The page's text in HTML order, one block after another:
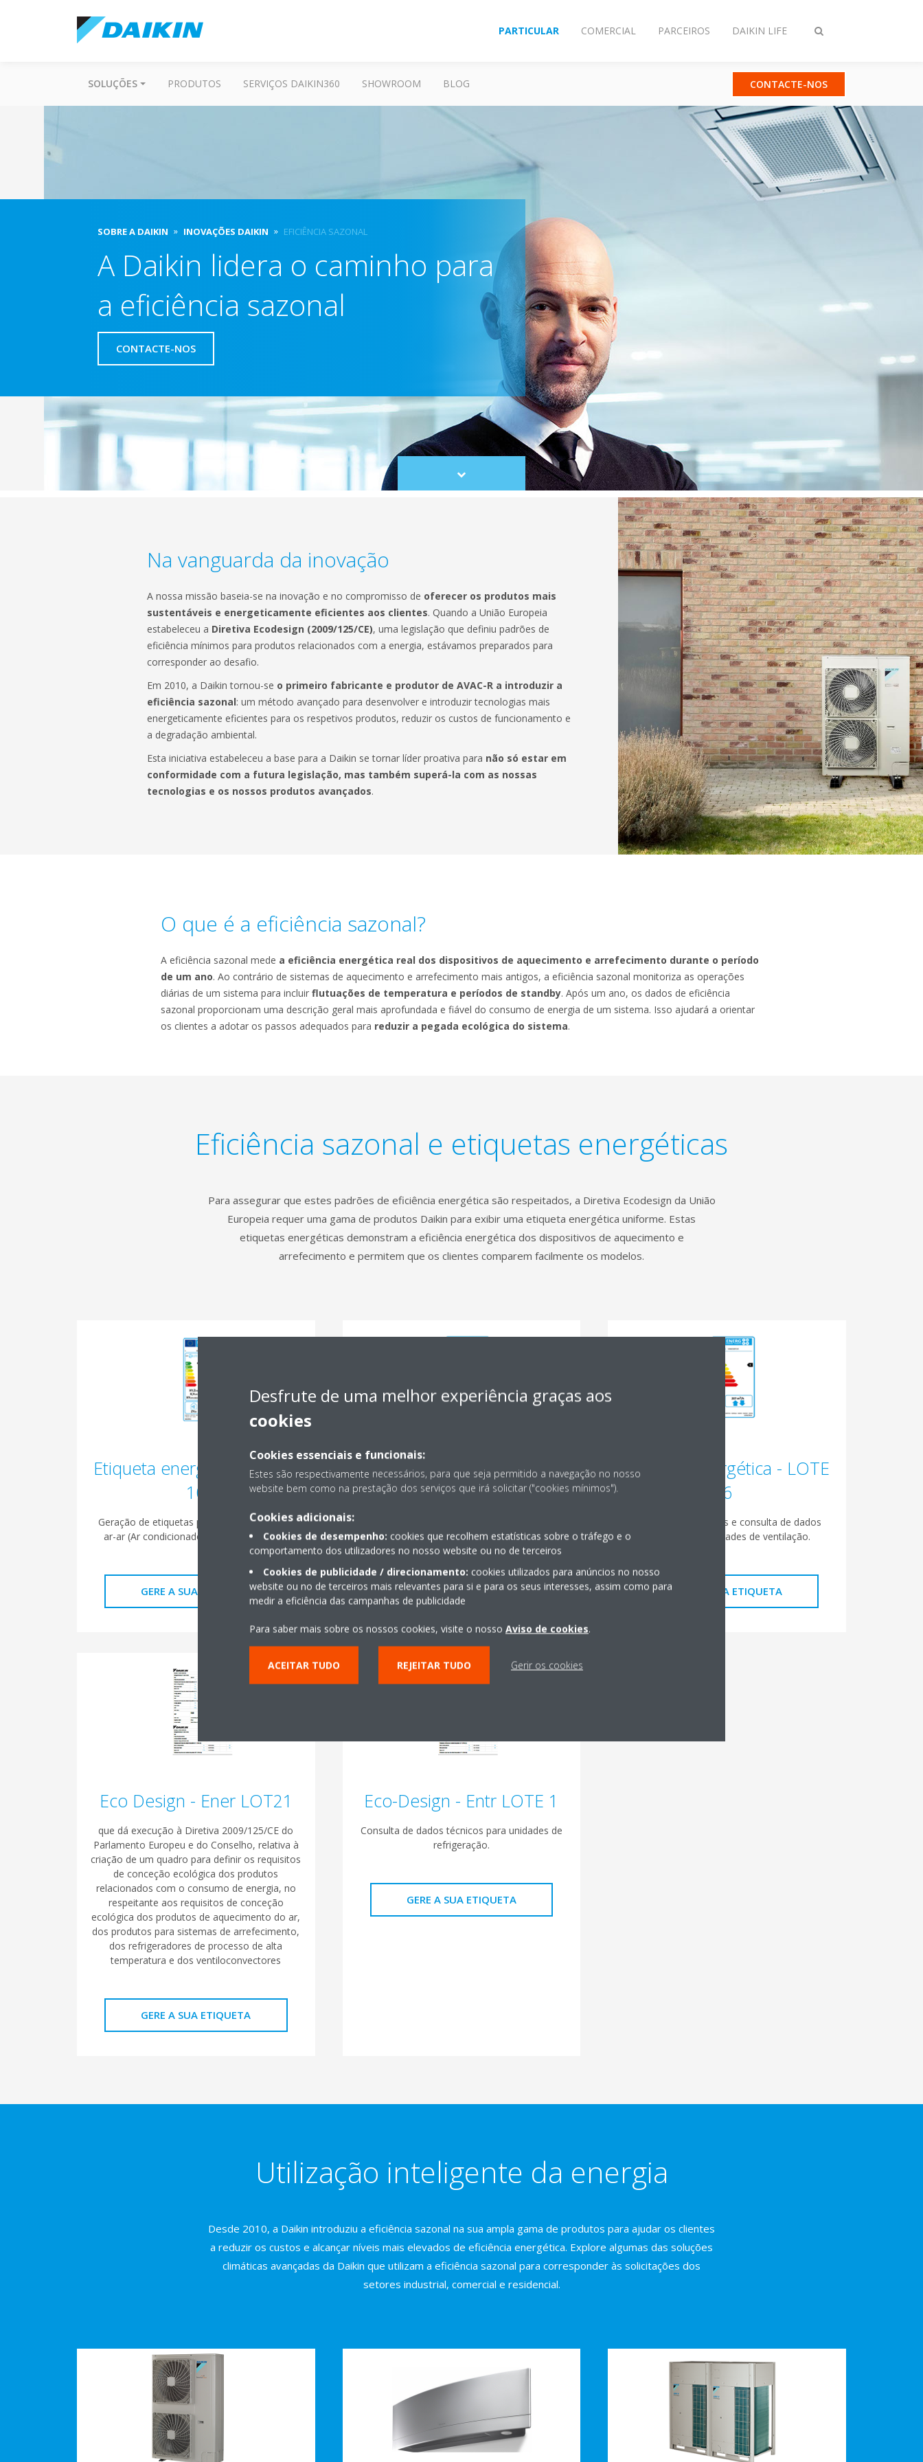
Comutar
PARTICULAR COMERCIAL PARCEIROS DAIKIN LIFE
SOLUÇÕES PRODUTOS SERVIÇOS DAIKIN360 SHOWROOM BLOG CONTACTE-NOS
SOBRE A DAIKIN INOVAÇÕES DAIKIN EFICIÊNCIA SAZONAL
A Daikin lidera o caminho para
a eficiência sazonal
CONTACTE-NOS
Scroll
to
Na vanguarda da inovação
A nossa missão baseia-se na inovação e no compromisso de oferecer os produtos mais
sustentáveis e energeticamente eficientes aos clientes. Quando a União Europeia
estabeleceu a Diretiva Ecodesign (2009/125/CE), uma legislação que definiu padrões de
eficiência mínimos para produtos relacionados com a energia, estávamos preparados para
corresponder ao desafio.
Em 2010, a Daikin tornou-se o primeiro fabricante e produtor de AVAC-R a introduzir a
eficiência sazonal: um método avançado para desenvolver e introduzir tecnologias mais
energeticamente eficientes para os respetivos produtos, reduzir os custos de funcionamento e
a degradação ambiental.
Esta iniciativa estabeleceu a base para a Daikin se tornar líder proativa para não só estar em
conformidade com a futura legislação, mas também superá-la com as nossas
tecnologias e os nossos produtos avançados.
O que é a eficiência sazonal?
A eficiência sazonal mede a eficiência energética real dos dispositivos de aquecimento e arrefecimento durante o período
de um ano. Ao contrário de sistemas de aquecimento e arrefecimento mais antigos, a eficiência sazonal monitoriza as operações
diárias de um sistema para incluir flutuações de temperatura e períodos de standby. Após um ano, os dados de eficiência
sazonal proporcionam uma descrição geral mais aprofundada e fiável do consumo de energia de um sistema. Isso ajudará a orientar
os clientes a adotar os passos adequados para reduzir a pegada ecológica do sistema.
Eficiência sazonal e etiquetas energéticas
Para assegurar que estes padrões de eficiência energética são respeitados, a Diretiva Ecodesign da União
Europeia requer uma gama de produtos Daikin para exibir uma etiqueta energética uniforme. Estas
etiquetas energéticas demonstram a eficiência energética dos dispositivos de aquecimento e
arrefecimento e permitem que os clientes comparem facilmente os modelos.
Etiqueta energética - LOTE
10
Geração de etiquetas para bombas de calor
ar-ar (Ar condicionado - split e multi split).
GERE A SUA ETIQUETA
Etiqueta energética - LOTE
1 e 2
aquecimento baseados em água.
GERE A SUA ETIQUETA
Etiqueta energética - LOTE
6
Geração de etiquetas e consulta de dados
técnicos para unidades de ventilação.
GERE A SUA ETIQUETA
Eco Design - Ener LOT21
que dá execução à Diretiva 2009/125/CE do
Parlamento Europeu e do Conselho, relativa à
criação de um quadro para definir os requisitos
de conceção ecológica dos produtos
relacionados com o consumo de energia, no
respeitante aos requisitos de conceção
ecológica dos produtos de aquecimento do ar,
dos produtos para sistemas de arrefecimento,
dos refrigeradores de processo de alta
temperatura e dos ventiloconvectores
GERE A SUA ETIQUETA
Eco-Design - Entr LOTE 1
Consulta de dados técnicos para unidades de
refrigeração.
GERE A SUA ETIQUETA
Utilização inteligente da energia
Desde 2010, a Daikin introduziu a eficiência sazonal na sua ampla gama de produtos para ajudar os clientes
a reduzir os custos e alcançar níveis mais elevados de eficiência energética. Explore algumas das soluções
climáticas avançadas da Daikin que utilizam a eficiência sazonal para corresponder às solicitações dos
setores industrial, comercial e residencial.
Desfrute de uma melhor experiência graças aos
cookies
Cookies essenciais e funcionais:
Estes são respectivamente necessários, para que seja permitido a navegação no nosso
website bem como na prestação dos serviços que irá solicitar ("cookies mínimos").
Cookies adicionais:
Cookies de desempenho: cookies que recolhem estatísticas sobre o tráfego e o
comportamento dos utilizadores no nosso website ou no de terceiros
Cookies de publicidade / direcionamento: cookies utilizados para anúncios no nosso
website ou no de terceiros mais relevantes para si e para os seus interesses, assim como para
medir a eficiência das campanhas de publicidade
Para saber mais sobre os nossos cookies, visite o nosso Aviso de cookies.
ACEITAR TUDO REJEITAR TUDO Gerir os cookies